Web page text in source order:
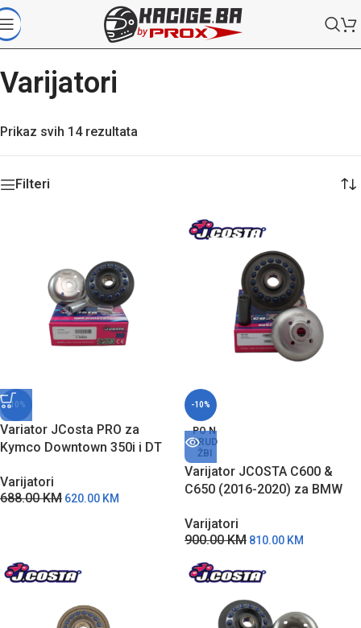
Varijatori
Prikaz svih 14 rezultata
Filteri
-10%
Variator JCosta PRO za
Kymco Downtown 350i i DT
Varijatori
688.00KM 620.00 KM
-10%
PO N
ARUD
ŽBI
Varijator JCOSTA C600 &
C650 (2016-2020) za BMW
Varijatori
900.00KM 810.00 KM